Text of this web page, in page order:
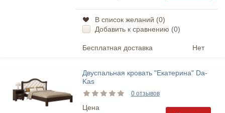
В список желаний (0)
Добавить к сравнению (0)
Бесплатная доставка Нет
Двуспальная кровать "Екатерина" Da-
Kas
0 отзывов
Цена